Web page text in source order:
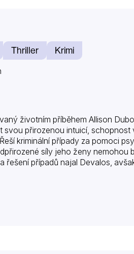
Thriller Krimi
životním příběhem Allison
svou přirozenou intuicí,
kriminální případy za pomoci
síly jeho ženy nemohou
řešení případů najal Devalos,